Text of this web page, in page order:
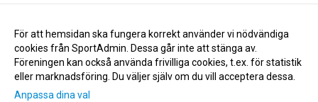
Huvudtränare för våra damer 2020-02-14 13:27
Ny Hemsida 2020-01-30 20:55
För att hemsidan ska fungera korrekt använder vi nödvändiga
cookies från SportAdmin. Dessa går inte att stänga av.
Föreningen kan också använda frivilliga cookies, t.ex. för statistik
eller marknadsföring. Du väljer själv om du vill acceptera dessa.
Anpassa dina val